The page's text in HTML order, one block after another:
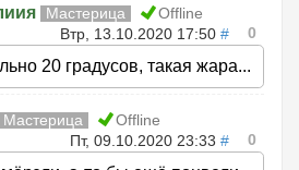
Мастерица
Offline
Втр, 13.10.2020 17:50 # 0
20 градусов, такая жара...
Мастерица
Offline
Пт, 09.10.2020 23:33 # 0